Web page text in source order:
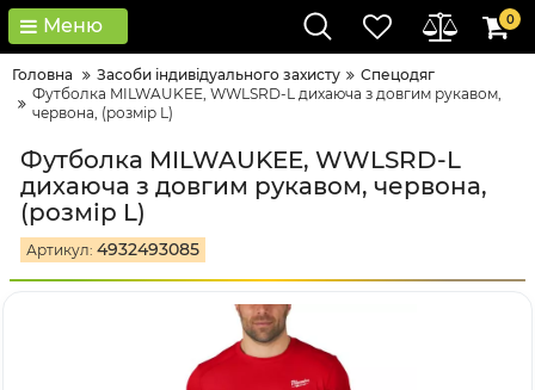
Меню 0
Головна Засоби індивідуального захисту
Спецодяг
Футболка MILWAUKEE, WWLSRD-L дихаюча з довгим рукавом,
червона, (розмір L)
Футболка MILWAUKEE, WWLSRD-L
дихаюча з довгим рукавом, червона,
(розмір L)
Артикул: 4932493085